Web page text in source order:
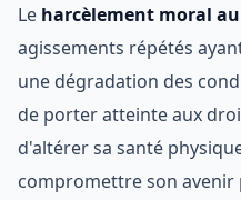
Le harcèlement moral
agissements répétés
une dégradation des
de porter atteinte aux
d'altérer sa santé
compromettre son